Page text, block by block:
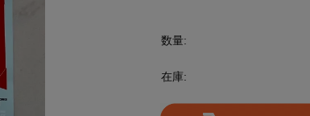
数量:
在庫: